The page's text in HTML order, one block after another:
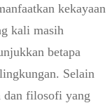
kekayaan
kali masih
betapa
Selain
dan filosofi yang